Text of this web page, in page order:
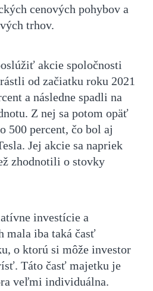
cenových pohybov a
trhov.
akcie spoločnosti
od začiatku roku 2021
a následne spadli na
Z nej sa potom opäť
500 percent, čo bol aj
Jej akcie sa napriek
zhodnotili o stovky
investície a
mala iba taká časť
o ktorú si môže investor
Táto časť majetku je
veľmi individuálna.